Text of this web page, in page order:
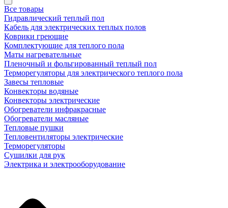
Все товары
Гидравлический теплый пол
Кабель для электрических теплых полов
Коврики греющие
Комплектующие для теплого пола
Маты нагревательные
Пленочный и фольгированный теплый пол
Терморегуляторы для электрического теплого пола
Завесы тепловые
Конвекторы водяные
Конвекторы электрические
Обогреватели инфракрасные
Обогреватели масляные
Тепловые пушки
Тепловентиляторы электрические
Терморегуляторы
Сушилки для рук
Электрика и электрооборудование